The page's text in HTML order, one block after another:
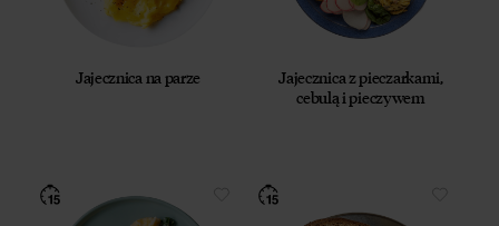
Jajecznica na parze
Jajecznica z pieczarkami,
cebulą i pieczywem